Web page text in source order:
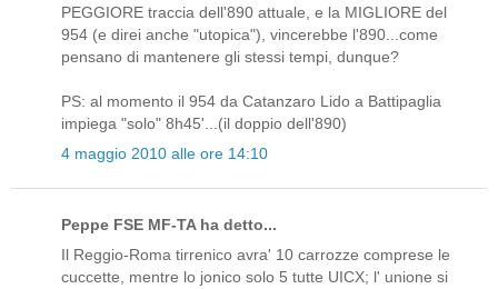
PEGGIORE traccia dell'890 attuale, e la MIGLIORE del
954 (e direi anche "utopica"), vincerebbe l'890...come
pensano di mantenere gli stessi tempi, dunque?
PS: al momento il 954 da Catanzaro Lido a Battipaglia
impiega "solo" 8h45'...(il doppio dell'890)
4 maggio 2010 alle ore 14:10
Peppe FSE MF-TA ha detto...
Il Reggio-Roma tirrenico avra' 10 carrozze comprese le
cuccette, mentre lo jonico solo 5 tutte UICX; l' unione si